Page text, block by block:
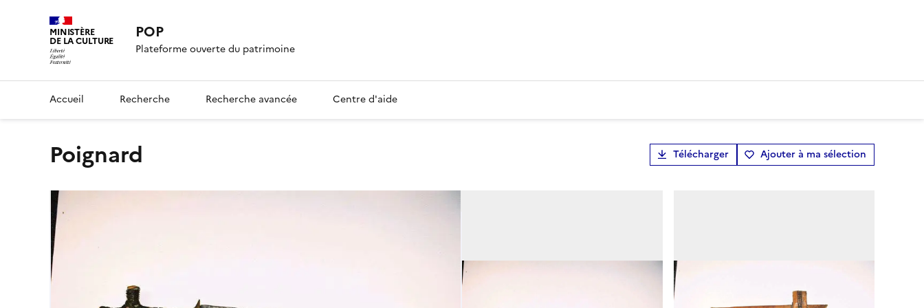
MINISTÈRE
DE LA CULTURE POP
Plateforme ouverte du patrimoine
Accueil Recherche Recherche avancée Centre d'aide
poignard Télécharger Ajouter à ma sélection